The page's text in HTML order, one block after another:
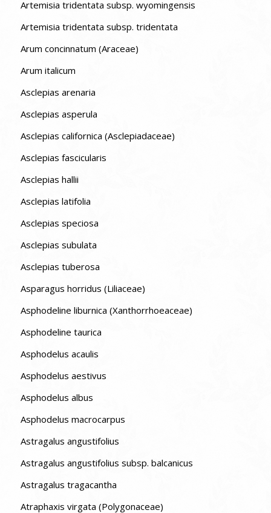
Artemisia tridentata subsp. wyomingensis
Artemisia tridentata subsp. tridentata
Arum concinnatum (Araceae)
Arum italicum
Asclepias arenaria
Asclepias asperula
Asclepias californica (Asclepiadaceae)
Asclepias fascicularis
Asclepias hallii
Asclepias latifolia
Asclepias speciosa
Asclepias subulata
Asclepias tuberosa
Asparagus horridus (Liliaceae)
Asphodeline liburnica (Xanthorrhoeaceae)
Asphodeline taurica
Asphodelus acaulis
Asphodelus aestivus
Asphodelus albus
Asphodelus macrocarpus
Astragalus angustifolius
Astragalus angustifolius subsp. balcanicus
Astragalus tragacantha
Atraphaxis virgata (Polygonaceae)